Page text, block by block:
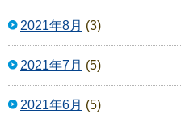
2021年8月 (3)
2021年7月 (5)
2021年6月 (5)